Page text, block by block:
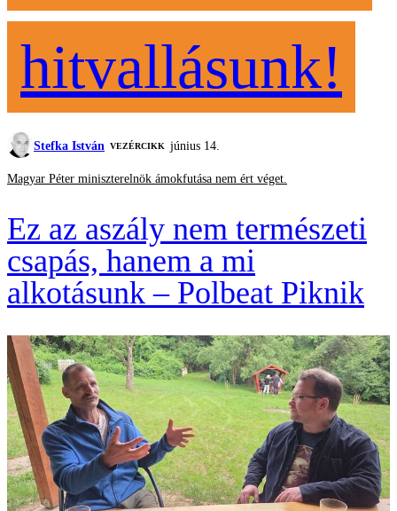
hitvallásunk!
Stefka István VEZÉRCIKK június 14.
Magyar Péter miniszterelnök ámokfutása nem ért véget.
Ez az aszály nem természeti
csapás, hanem a mi
alkotásunk – Polbeat Piknik